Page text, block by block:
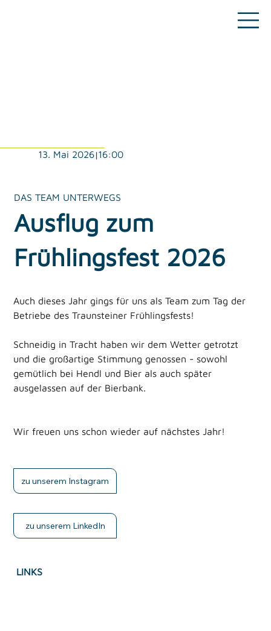
13. Mai 2026|16:00
DAS TEAM UNTERWEGS
Ausflug zum
Frühlingsfest 2026
Auch dieses Jahr gings für uns als Team zum Tag der
Betriebe des Traunsteiner Frühlingsfests!
Schneidig in Tracht haben wir dem Wetter getrotzt
und die großartige Stimmung genossen - sowohl
gemütlich bei Hendl und Bier als auch später
ausgelassen auf der Bierbank.
Wir freuen uns schon wieder auf nächstes Jahr!
zu unserem Instagram
zu unserem LinkedIn
LINKS